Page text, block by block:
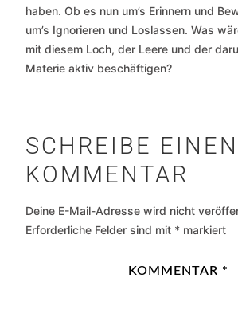
haben. Ob es nun um’s Erinnern und
um’s Ignorieren und Loslassen. Was
mit diesem Loch, der Leere und der
Materie aktiv beschäftigen?
SCHREIBE EINEN
KOMMENTAR
Deine E-Mail-Adresse wird nicht
Erforderliche Felder sind mit * markiert
KOMMENTAR *